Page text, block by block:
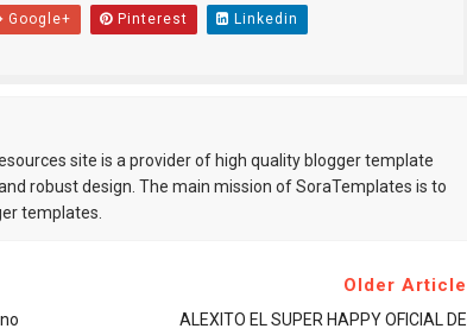
Google+ Pinterest Linkedin
site is a provider of high quality blogger template
robust design. The main mission of SoraTemplates is to
templates.
Older Article
ALEXITO EL SUPER HAPPY OFICIAL DE